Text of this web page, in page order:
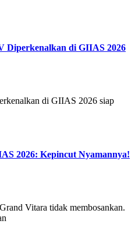
Diperkenalkan di GIIAS 2026
di GIIAS 2026 siap
2026: Kepincut Nyamannya!
Vitara tidak membosankan.